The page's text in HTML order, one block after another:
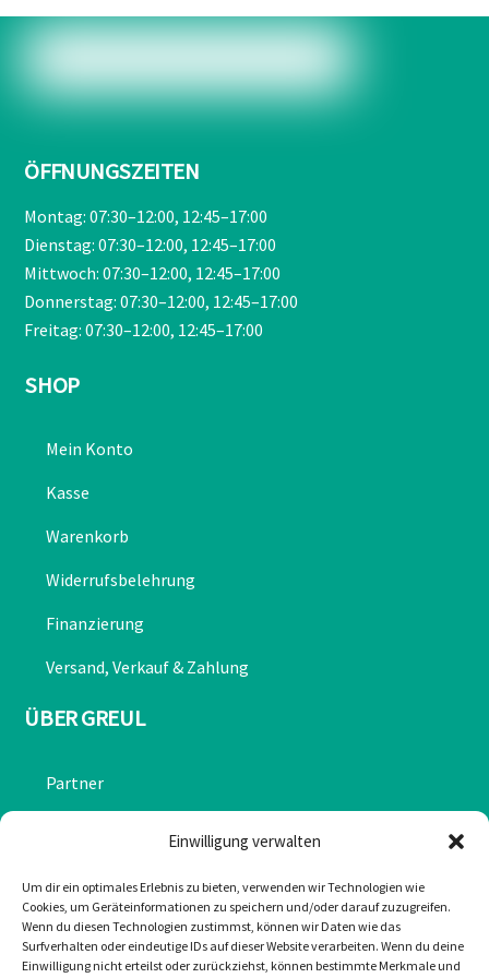
Einwilligung verwalten
Um dir ein optimales Erlebnis zu bieten, verwenden wir Technologien wie
Cookies, um Geräteinformationen zu speichern und/oder darauf zuzugreifen.
Wenn du diesen Technologien zustimmst, können wir Daten wie das
Surfverhalten oder eindeutige IDs auf dieser Website verarbeiten. Wenn du deine
Einwilligung nicht erteilst oder zurückziehst, können bestimmte Merkmale und
ÖFFNUNGSZEITEN
Montag: 07:30–12:00, 12:45–17:00
Dienstag: 07:30–12:00, 12:45–17:00
Mittwoch: 07:30–12:00, 12:45–17:00
Donnerstag: 07:30–12:00, 12:45–17:00
Freitag: 07:30–12:00, 12:45–17:00
SHOP
Mein Konto
Kasse
Warenkorb
Widerrufsbelehrung
Finanzierung
Versand, Verkauf & Zahlung
ÜBER GREUL
Partner
Impressum
Cookie-Richtlinie (EU)